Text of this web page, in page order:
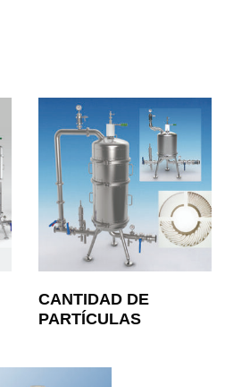
CANTIDAD DE
PARTÍCULAS